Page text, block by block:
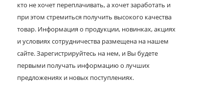
кто не хочет переплачивать, а хочет заработать и
при этом стремиться получить высокого качества
товар. Информация о продукции, новинках, акциях
и условиях сотрудничества размещена на нашем
сайте. Зарегистрируйтесь на нем, и Вы будете
первыми получать информацию о лучших
предложениях и новых поступлениях.